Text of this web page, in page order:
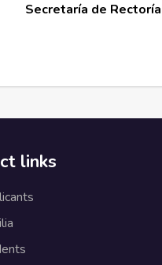
Secretaría de Rectoría
links